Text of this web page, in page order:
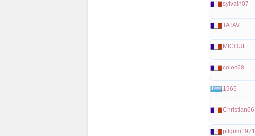
sylvain07
TATAV
MICOUL
colec68
1965
Christian66
pilgrim1971